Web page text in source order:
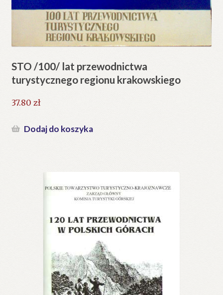
STO /100/ lat przewodnictwa
turystycznego regionu krakowskiego
37.80 zł
Dodaj do koszyka